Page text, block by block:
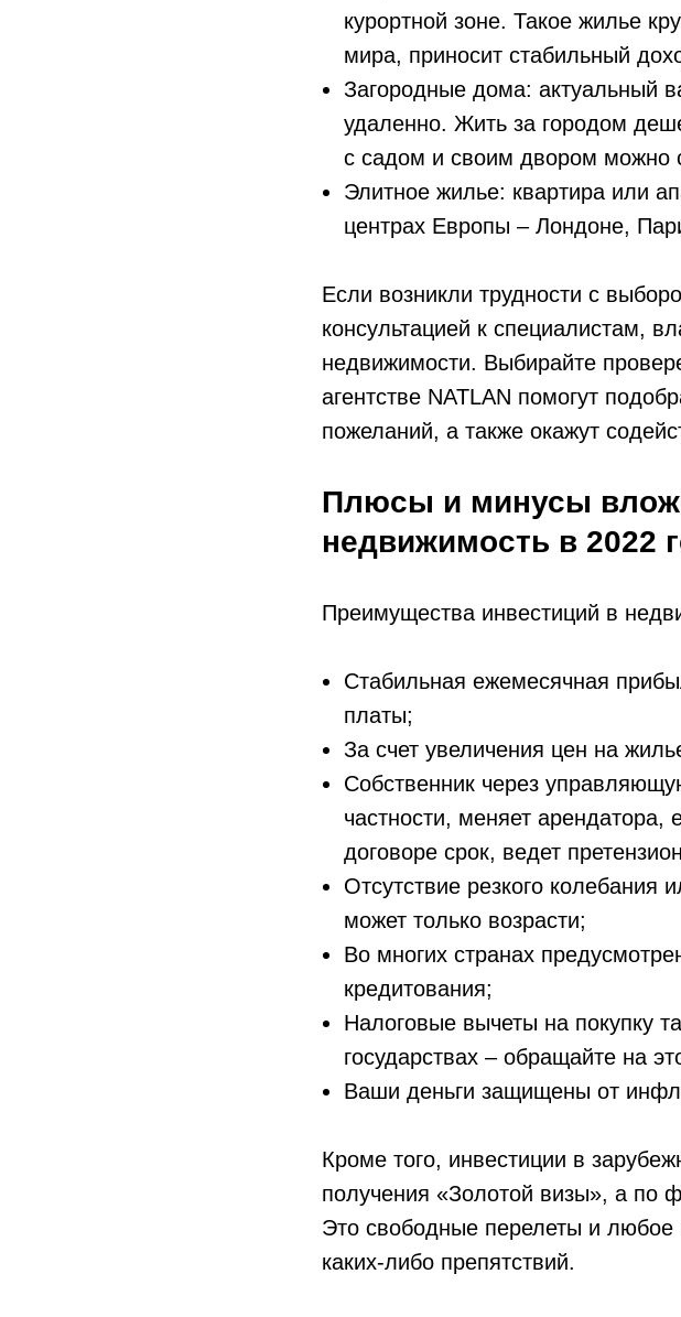
курортной зоне. Такое жилье
мира, приносит стабильный
Загородные дома: актуальный
удаленно. Жить за городом
с садом и своим двором можно
Элитное жилье: квартира или
центрах Европы – Лондоне,
Если возникли трудности с
консультацией к специалистам,
недвижимости. Выбирайте
агентстве NATLAN помогут
пожеланий, а также окажут
Плюсы и минусы
недвижимость в 2022
Преимущества инвестиций в
Стабильная ежемесячная
платы;
За счет увеличения цен на
Собственник через
частности, меняет арендатора,
договоре срок, ведет
Отсутствие резкого колебания
может только возрасти;
Во многих странах
кредитования;
Налоговые вычеты на покупку
государствах – обращайте на
Ваши деньги защищены от
Кроме того, инвестиции в
получения «Золотой визы», а по
Это свободные перелеты и
каких-либо препятствий.